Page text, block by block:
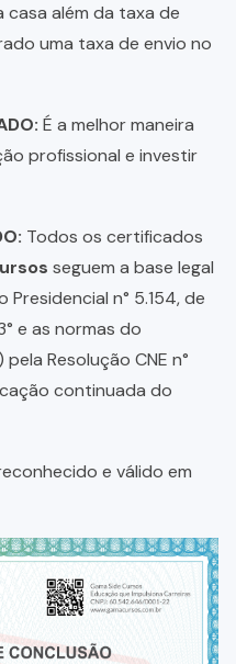
além da taxa de
uma taxa de envio no
É a melhor maneira
profissional e investir
Todos os certificados
seguem a base legal
n° 5.154, de
e as normas do
Resolução CNE n°
continuada do
e válido em